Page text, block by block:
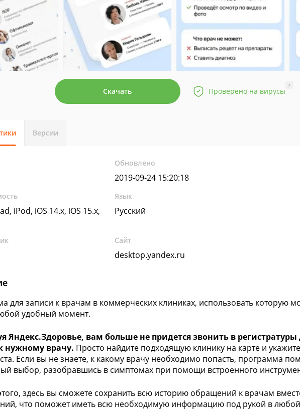
Скачать Проверено на вирусы
?
Версии
Обновлено
2019-09-24 15:20:18
iPod, iOS 14.x, iOS 15.x,
Язык
Русский
Сайт
desktop.yandex.ru
для записи к врачам в коммерческих клиниках, использовать которую
удобный момент.
Яндекс.Здоровье, вам больше не придется звонить в регистратуры
нужному врачу. Просто найдите подходящую клинику на карте и
Если вы не знаете, к какому врачу необходимо попасть, программа
выбор, разобравшись в симптомах при помощи встроенного
здесь вы сможете сохранить всю историю обращений к врачам
что поможет иметь всю необходимую информацию под рукой в